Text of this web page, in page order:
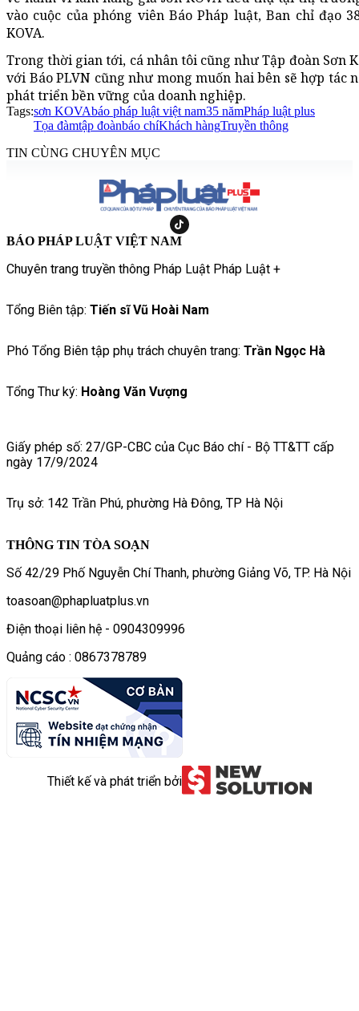
vào cuộc của phóng viên Báo Pháp luật, Ban chỉ đạo
KOVA.
Trong thời gian tới, cá nhân tôi cũng như Tập đoàn Sơn
với Báo PLVN cũng như mong muốn hai bên sẽ hợp tác
phát triển bền vững của doanh nghiệp.
Tags:sơn KOVAbáo pháp luật việt nam35 nămPháp luật plus
Tọa đàmtập đoànbáo chíKhách hàngTruyền thông
TIN CÙNG CHUYÊN MỤC
BÁO PHÁP LUẬT VIỆT NAM
Chuyên trang truyền thông Pháp Luật Pháp Luật +
Tổng Biên tập: Tiến sĩ Vũ Hoài Nam
Phó Tổng Biên tập phụ trách chuyên trang: Trần Ngọc Hà
Tổng Thư ký: Hoàng Văn Vượng
Giấy phép số: 27/GP-CBC của Cục Báo chí - Bộ TT&TT cấp
ngày 17/9/2024
Trụ sở: 142 Trần Phú, phường Hà Đông, TP Hà Nội
THÔNG TIN TÒA SOẠN
Số 42/29 Phố Nguyễn Chí Thanh, phường Giảng Võ, TP. Hà Nội
toasoan@phapluatplus.vn
Điện thoại liên hệ - 0904309996
Quảng cáo : 0867378789
Thiết kế và phát triển bởi